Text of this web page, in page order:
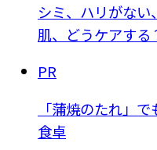
シミ、ハリがな
肌、どうケアする
PR
「蒲焼のたれ」
食卓